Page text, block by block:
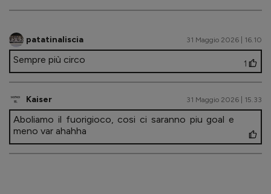
patatinaliscia 31 Maggio 2026 | 16.10
Sempre più circo 1
Kaiser 31 Maggio 2026 | 15.33
Aboliamo il fuorigioco, cosi ci saranno piu goal e
meno var ahahha